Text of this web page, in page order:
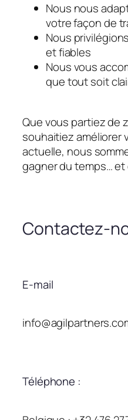
Nous nous
votre façon de
Nous
et fiables
Nous vous
que tout soit
Que vous partiez de
souhaitiez améliorer
actuelle, nous
gagner du temps… et
Contactez-
E-mail
Téléphone :